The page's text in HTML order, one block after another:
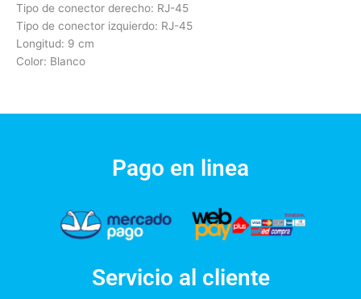
Tipo de conector derecho: RJ-45
Tipo de conector izquierdo: RJ-45
Longitud: 9 cm
Color: Blanco
Pago en linea
Servicio al cliente